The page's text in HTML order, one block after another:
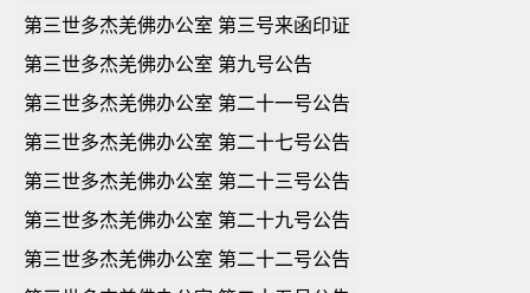
第三世多杰羌佛办公室 第三号来函印证
第三世多杰羌佛办公室 第九号公告
第三世多杰羌佛办公室 第二十一号公告
第三世多杰羌佛办公室 第二十七号公告
第三世多杰羌佛办公室 第二十三号公告
第三世多杰羌佛办公室 第二十九号公告
第三世多杰羌佛办公室 第二十二号公告